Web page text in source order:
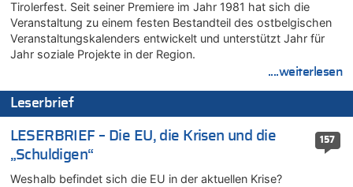
In Belgien missachten zwei von drei Autofahrern das
Tempolimit in 30er-Zonen – Untersuchung von Vias
08.08.2026 - 12:01 von Hugo Egon Bernhard von Sinnen zu
Zurück an den Rhein: Hendrich wechselt zum 1. FC Köln
08.08.2026 - 11:39 von Dax zu
In Belgien missachten zwei von drei Autofahrern das
Tempolimit in 30er-Zonen – Untersuchung von Vias
08.08.2026 - 11:08 von Hans zu
Aachen ab 11. August wieder Mekka des Pferdesports –
Belgien setzt bei Reit-WM auf starke Springreiter
Tirolerfest. Seit seiner Premiere im Jahr 1981 hat sich die
Veranstaltung zu einem festen Bestandteil des ostbelgischen
Veranstaltungskalenders entwickelt und unterstützt Jahr für
Jahr soziale Projekte in der Region.
....weiterlesen
Leserbrief
157
LESERBRIEF – Die EU, die Krisen und die
„Schuldigen“
Weshalb befindet sich die EU in der aktuellen Krise?